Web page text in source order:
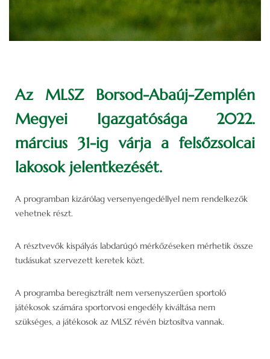
Az MLSZ Borsod-Abaúj-Zemplén
Megyei Igazgatósága 2022.
március 31-ig várja a felsőzsolcai
lakosok jelentkezését.
A programban kizárólag versenyengedéllyel nem rendelkezők
vehetnek részt.
A résztvevők kispályás labdarúgó mérkőzéseken mérhetik össze
tudásukat szervezett keretek közt.
A programba beregisztrált nem versenyszerűen sportoló
játékosok számára sportorvosi engedély kiváltása nem
szükséges, a játékosok az MLSZ révén biztosítva vannak.